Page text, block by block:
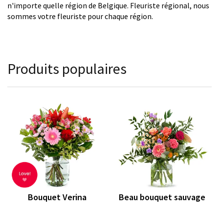
n'importe quelle région de Belgique. Fleuriste régional, nous
sommes votre fleuriste pour chaque région.
Produits populaires
Bouquet Verina Beau bouquet sauvage